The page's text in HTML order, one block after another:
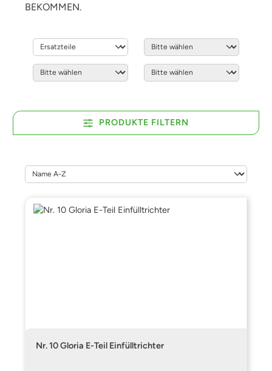
BEKOMMEN.
PRODUKTE FILTERN
Nr. 10 Gloria E-Teil Einfülltrichter